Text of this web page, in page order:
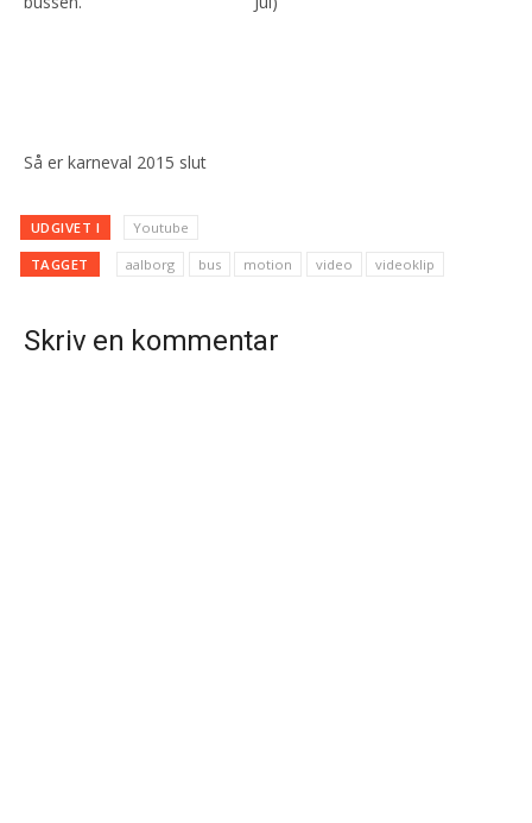
Så er karneval 2015 slut
UDGIVET I Youtube
TAGGET aalborg bus motion video videoklip
Skriv en kommentar